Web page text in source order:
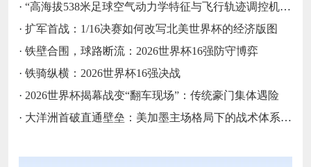
· “高海拔538米足球空气动力学特征与飞行轨迹调控机制——以2026世界杯BBVA球场为实证场景”
· 扩军首战：1/16决赛如何改写北美世界杯的经济版图
· 铁壁合围，球路断流：2026世界杯16强防守博弈
· 铁骑纵横：2026世界杯16强决战
· 2026世界杯揭幕战变“翻车现场”：传统豪门集体遇险
· 大洋洲首破直通壁垒：美加墨主场格局下的战术体系重构